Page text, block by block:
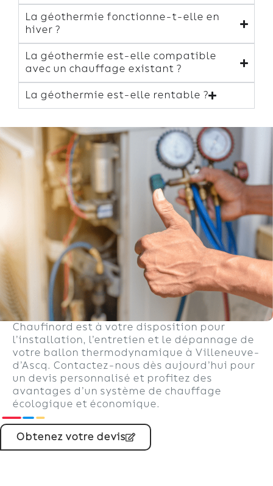
La géothermie fonctionne-t-elle en
hiver ?
La géothermie est-elle compatible
avec un chauffage existant ?
La géothermie est-elle rentable ?
Chaufinord est à votre disposition pour
l’installation, l’entretien et le dépannage de
votre ballon thermodynamique à Villeneuve-
d’Ascq. Contactez-nous dès aujourd’hui pour
un devis personnalisé et profitez des
avantages d’un système de chauffage
écologique et économique.
Obtenez votre devis